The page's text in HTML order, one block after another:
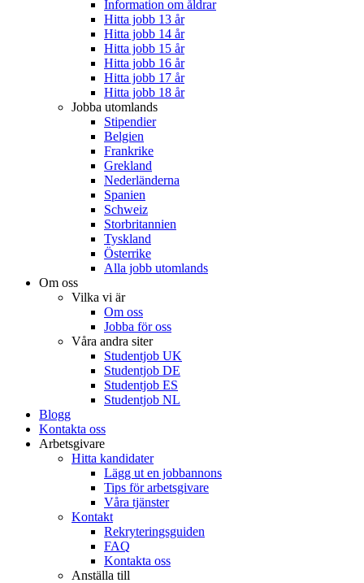
Information om åldrar
Hitta jobb 13 år
Hitta jobb 14 år
Hitta jobb 15 år
Hitta jobb 16 år
Hitta jobb 17 år
Hitta jobb 18 år
Jobba utomlands
Stipendier
Belgien
Frankrike
Grekland
Nederländerna
Spanien
Schweiz
Storbritannien
Tyskland
Österrike
Alla jobb utomlands
Om oss
Vilka vi är
Om oss
Jobba för oss
Våra andra siter
Studentjob UK
Studentjob DE
Studentjob ES
Studentjob NL
Blogg
Kontakta oss
Arbetsgivare
Hitta kandidater
Lägg ut en jobbannons
Tips för arbetsgivare
Våra tjänster
Kontakt
Rekryteringsguiden
FAQ
Kontakta oss
Anställa till